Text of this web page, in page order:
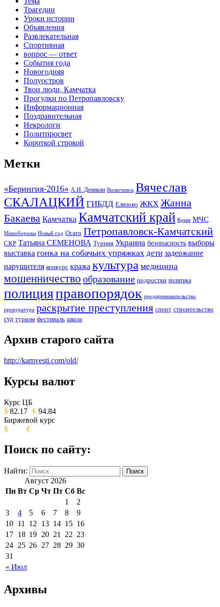
Трагедии
Уроки истории
Объявления
Развлекательная
Спортивная
вопрос — ответ
События года
Новогодняя
Полуостров
Твои люди, Камчатка
Прогулки по Петропавловску
Информационная
Поздравительная
Некрологи
Политпросвет
Короткой строкой
Метки
«Берингия-2016» А.И. Деникин Вилючинск Вячеслав
СКАЛАЦКИЙ ГИБДД Елизово ЖКХ Жанна
Бакаева Камчатка Камчатский край Крым МЧС
Минобороны Новый год Осаго Петропавловск-Камчатский
СКР Татьяна СЕМЕНОВА Турция Украина безопасность выборы
выставка гонка на собачьих упряжках дети задержание
нарушителя конкурс кража культура медицина
мошенничество образование подростки политика
полицияправопорядок предпринимательство
прокуратура раскрытие преступления спорт строительство
суд туризм фестиваль школа
Архив старого сайта
http://kamvesti.com/old/
ОБЩЕСТВЕННО-ПОЛИТИЧЕСКОЕ
ИЗДАНИЕ КАМЧАТСКОГО КРАЯ.
Курсы валют
Курс ЦБ
$ 82.17 € 94.84
Биржевой курс
$
€
Поиск по сайту:
Найти:
Август 2026
Пн Вт Ср Чт Пт Сб Вс
« Июл
1
2
3
4 5 6 7 8
9
10 11 12 13 14 15 16
17 18 19 20 21 22 23
24 25 26 27 28 29 30
31
Архивы